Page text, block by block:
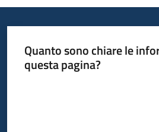
Quanto sono chiare le
questa pagina?